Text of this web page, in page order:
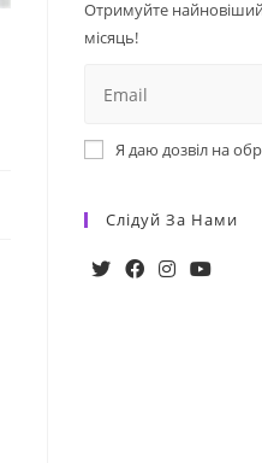
Отримуйте найновіший
місяць!
Я даю дозвіл на
Слідуй За Нами